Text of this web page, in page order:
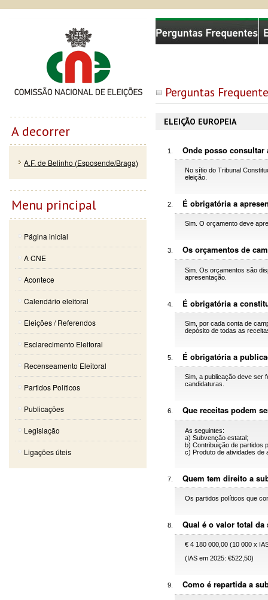
Perguntas
ELEIÇÃO EUROPEIA
Onde posso
No sítio do Tribunal
eleição.
É obrigatória a
Sim. O orçamento deve
Os orçamentos de
Sim. Os orçamentos são
apresentação.
É obrigatória a
Sim, por cada conta de
depósito de todas as
É obrigatória a
Sim, a publicação deve ser
candidaturas.
Que receitas podem
As seguintes:
a) Subvenção estatal;
b) Contribuição de partidos
c) Produto de atividades de
Quem tem direito a
Os partidos políticos que
Qual é o valor total
€ 4 180 000,00 (10 000 x
(IAS em 2025: €522,50)
Como é repartida a
Comissão Nacional de Eleições
A decorrer
A.F. de Belinho (Esposende/Braga)
Menu principal
Página inicial
A CNE
Acontece
Calendário eleitoral
Eleições / Referendos
Esclarecimento Eleitoral
Recenseamento Eleitoral
Partidos Políticos
Publicações
Legislação
Ligações úteis